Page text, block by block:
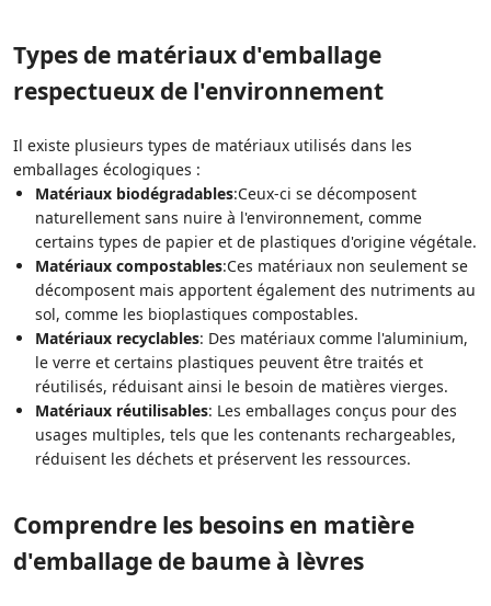
Types de matériaux d'emballage
respectueux de l'environnement
Il existe plusieurs types de matériaux utilisés dans les
emballages écologiques :
Matériaux biodégradables:Ceux-ci se décomposent
naturellement sans nuire à l'environnement, comme
certains types de papier et de plastiques d'origine végétale.
Matériaux compostables:Ces matériaux non seulement se
décomposent mais apportent également des nutriments au
sol, comme les bioplastiques compostables.
Matériaux recyclables: Des matériaux comme l'aluminium,
le verre et certains plastiques peuvent être traités et
réutilisés, réduisant ainsi le besoin de matières vierges.
Matériaux réutilisables: Les emballages conçus pour des
usages multiples, tels que les contenants rechargeables,
réduisent les déchets et préservent les ressources.
Comprendre les besoins en matière
d'emballage de baume à lèvres